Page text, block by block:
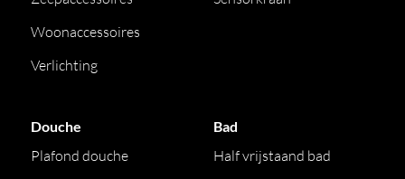
Woonaccessoires
Verlichting
Douche
Plafond douche
Bad
Half vrijstaand bad